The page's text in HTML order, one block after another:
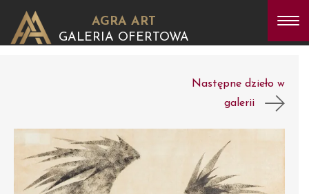
AGRA ART
GALERIA OFERTOWA
Następne dzieło w
galerii